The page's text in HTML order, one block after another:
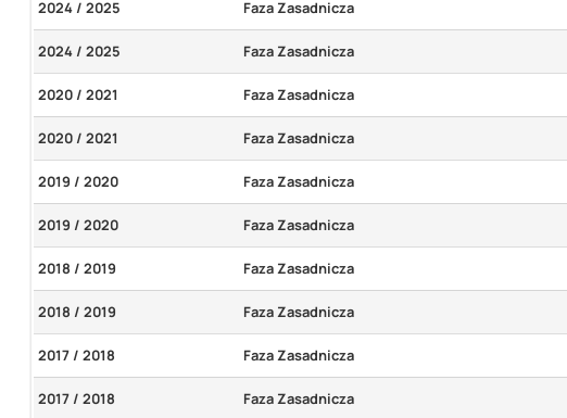
2024 / 2025 Faza Zasadnicza
2024 / 2025 Faza Zasadnicza
2020 / 2021 Faza Zasadnicza
2020 / 2021 Faza Zasadnicza
2019 / 2020 Faza Zasadnicza
2019 / 2020 Faza Zasadnicza
2018 / 2019 Faza Zasadnicza
2018 / 2019 Faza Zasadnicza
2017 / 2018 Faza Zasadnicza
2017 / 2018 Faza Zasadnicza